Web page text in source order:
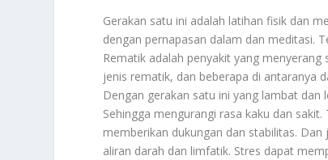
Gerakan satu ini adalah latihan fisik dan
dengan pernapasan dalam dan meditasi.
Rematik adalah penyakit yang
jenis rematik, dan beberapa di antaranya
Dengan gerakan satu ini yang lambat
Sehingga mengurangi rasa kaku dan
memberikan dukungan dan stabilitas.
aliran darah dan limfatik. Stres dapat